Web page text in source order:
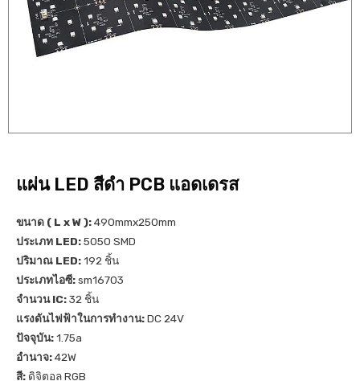
แผ่น LED สีดำ PCB แอดเดรส
ขนาด ( L x W ):490mmx250mm
ประเภท LED:5050 SMD
ปริมาณ LED:192 ชิ้น
ประเภทไอซี:sm16703
จำนวน IC:32 ชิ้น
แรงดันไฟฟ้าในการทำงาน:DC 24V
ปัจจุบัน:1.75a
อำนาจ:42W
สี: ดิจิตอล RGB